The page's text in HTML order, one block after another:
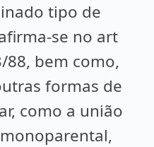
tipo de
se no art
88, bem como,
formas de
como a união